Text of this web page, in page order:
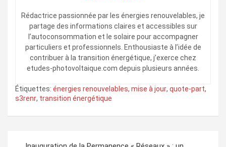
Rédactrice passionnée par les énergies renouvelables, je
partage des informations claires et accessibles sur
l’autoconsommation et le solaire pour accompagner
particuliers et professionnels. Enthousiaste à l’idée de
contribuer à la transition énergétique, j’exerce chez
etudes-photovoltaique.com depuis plusieurs années.
Étiquettes: énergies renouvelables, mise à jour, quote-part,
s3renr, transition énergétique